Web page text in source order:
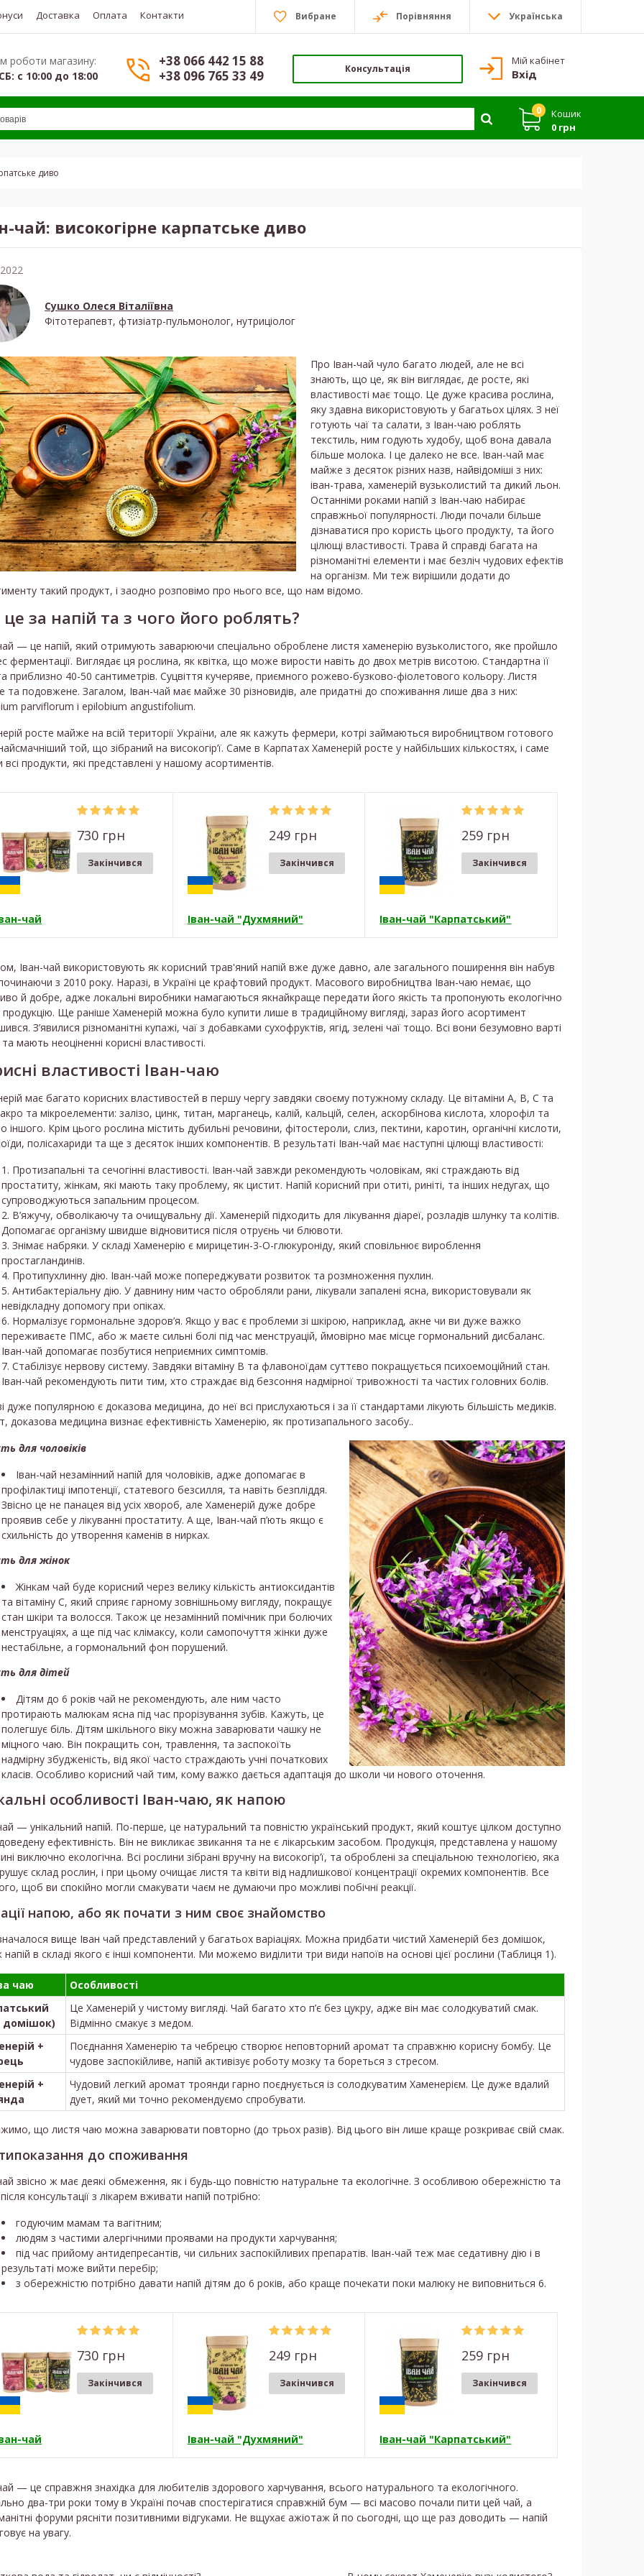
Доставка Оплата Контакти Вибране Порівняння Українська
Мій кабінет
Вхід
роботи магазину:
с 10:00 до 18:00
+38 066 442 15 88
+38 096 765 33 49
Консультація
0
Кошик
0 грн
диво
чай: високогірне карпатське диво
Сушко Олеся Віталіївна
Фітотерапевт, фтизіатр-пульмонолог, нутриціолог
Про Іван-чай чуло багато людей, але не всі
знають, що це, як він виглядає, де росте, які
властивості має тощо. Це дуже красива рослина,
яку здавна використовують у багатьох цілях. З неї
готують чаї та салати, з Іван-чаю роблять
текстиль, ним годують худобу, щоб вона давала
більше молока. І це далеко не все. Іван-чай має
майже з десяток різних назв, найвідоміші з них:
іван-трава, хаменерій вузьколистий та дикий льон.
Останніми роками напій з Іван-чаю набирає
справжньої популярності. Люди почали більше
дізнаватися про користь цього продукту, та його
цілющі властивості. Трава й справді багата на
різноманітні елементи і має безліч чудових ефектів
на організм. Ми теж вирішили додати до
такий продукт, і заодно розповімо про нього все, що нам відомо.
за напій та з чого його роблять?
— це напій, який отримують заварюючи спеціально оброблене листя хаменерію вузьколистого, яке пройшло
ферментації. Виглядає ця рослина, як квітка, що може вирости навіть до двох метрів висотою. Стандартна її
приблизно 40-50 сантиметрів. Суцвіття кучеряве, приємного рожево-бузково-фіолетового кольору. Листя
та подовжене. Загалом, Іван-чай має майже 30 різновидів, але придатні до споживання лише два з них:
parviflorum і epilobium angustifolium.
росте майже на всій території України, але як кажуть фермери, котрі займаються виробництвом готового
той, що зібраний на високогір’ї. Саме в Карпатах Хаменерій росте у найбільших кількостях, і саме
всі продукти, які представлені у нашому асортиментів.
730 грн
Закінчився
чай
249 грн
Закінчився
Іван-чай "Духмяний"
259 грн
Закінчився
Іван-чай "Карпатський"
Іван-чай використовують як корисний трав'яний напій вже дуже давно, але загального поширення він набув
з 2010 року. Наразі, в Україні це крафтовий продукт. Масового виробництва Іван-чаю немає, що
й добре, адже локальні виробники намагаються якнайкраще передати його якість та пропонують екологічно
продукцію. Ще раніше Хаменерій можна було купити лише в традиційному вигляді, зараз його асортимент
З’явилися різноманітні купажі, чаї з добавками сухофруктів, ягід, зелені чаї тощо. Всі вони безумовно варті
мають неоціненні корисні властивості.
властивості Іван-чаю
має багато корисних властивостей в першу чергу завдяки своєму потужному складу. Це вітаміни А, В, С та
та мікроелементи: залізо, цинк, титан, марганець, калій, кальцій, селен, аскорбінова кислота, хлорофіл та
іншого. Крім цього рослина містить дубильні речовини, фітостероли, слиз, пектини, каротин, органічні кислоти,
полісахариди та ще з десяток інших компонентів. В результаті Іван-чай має наступні цілющі властивості:
Протизапальні та сечогінні властивості. Іван-чай завжди рекомендують чоловікам, які страждають від
простатиту, жінкам, які мають таку проблему, як цистит. Напій корисний при отиті, риніті, та інших недугах, що
супроводжуються запальним процесом.
В’яжучу, обволікаючу та очищувальну дії. Хаменерій підходить для лікування діареї, розладів шлунку та колітів.
Допомагає організму швидше відновитися після отруєнь чи блювоти.
Знімає набряки. У складі Хаменерію є мирицетин-3-О-глюкуроніду, який сповільнює вироблення
простагландинів.
Протипухлинну дію. Іван-чай може попереджувати розвиток та розмноження пухлин.
Антибактеріальну дію. У давнину ним часто обробляли рани, лікували запалені ясна, використовували як
невідкладну допомогу при опіках.
Нормалізує гормональне здоров’я. Якщо у вас є проблеми зі шкірою, наприклад, акне чи ви дуже важко
переживаєте ПМС, або ж маєте сильні болі під час менструацій, ймовірно має місце гормональний дисбаланс.
Іван-чай допомагає позбутися неприємних симптомів.
Стабілізує нервову систему. Завдяки вітаміну В та флавоноїдам суттєво покращується психоемоційний стан.
Іван-чай рекомендують пити тим, хто страждає від безсоння надмірної тривожності та частих головних болів.
дуже популярною є доказова медицина, до неї всі прислухаються і за її стандартами лікують більшість медиків.
доказова медицина визнає ефективність Хаменерію, як протизапального засобу..
для чоловіків
Іван-чай незамінний напій для чоловіків, адже допомагає в
профілактиці імпотенції, статевого безсилля, та навіть безпліддя.
Звісно це не панацея від усіх хвороб, але Хаменерій дуже добре
проявив себе у лікуванні простатиту. А ще, Іван-чай п’ють якщо є
схильність до утворення каменів в нирках.
для жінок
Жінкам чай буде корисний через велику кількість антиоксидантів
та вітаміну С, який сприяє гарному зовнішньому вигляду, покращує
стан шкіри та волосся. Також це незамінний помічник при болючих
менструаціях, а ще під час клімаксу, коли самопочуття жінки дуже
нестабільне, а гормональний фон порушений.
для дітей
Дітям до 6 років чай не рекомендують, але ним часто
протирають малюкам ясна під час прорізування зубів. Кажуть, це
полегшує біль. Дітям шкільного віку можна заварювати чашку не
міцного чаю. Він покращить сон, травлення, та заспокоїть
надмірну збудженість, від якої часто страждають учні початкових
класів. Особливо корисний чай тим, кому важко дається адаптація до школи чи нового оточення.
особливості Іван-чаю, як напою
— унікальний напій. По-перше, це натуральний та повністю український продукт, який коштує цілком доступно
ефективність. Він не викликає звикання та не є лікарським засобом. Продукція, представлена у нашому
виключно екологічна. Всі рослини зібрані вручну на високогір’ї, та оброблені за спеціальною технологією, яка
склад рослин, і при цьому очищає листя та квіти від надлишкової концентрації окремих компонентів. Все
щоб ви спокійно могли смакувати чаєм не думаючи про можливі побічні реакції.
напою, або як почати з ним своє знайомство
вище Іван чай представлений у багатьох варіаціях. Можна придбати чистий Хаменерій без домішок,
в складі якого є інші компоненти. Ми можемо виділити три види напоїв на основі цієї рослини (Таблиця 1).
чаю
Особливості
домішок)
Це Хаменерій у чистому вигляді. Чай багато хто п’є без цукру, адже він має солодкуватий смак.
Відмінно смакує з медом.
+
Поєднання Хаменерію та чебрецю створює неповторний аромат та справжню корисну бомбу. Це
чудове заспокійливе, напій активізує роботу мозку та бореться з стресом.
+
Чудовий легкий аромат троянди гарно поєднується із солодкуватим Хаменерієм. Це дуже вдалий
дует, який ми точно рекомендуємо спробувати.
що листя чаю можна заварювати повторно (до трьох разів). Від цього він лише краще розкриває свій смак.
до споживання
звісно ж має деякі обмеження, як і будь-що повністю натуральне та екологічне. З особливою обережністю та
консультації з лікарем вживати напій потрібно:
годуючим мамам та вагітним;
людям з частими алергічними проявами на продукти харчування;
під час прийому антидепресантів, чи сильних заспокійливих препаратів. Іван-чай теж має седативну дію і в
результаті може вийти перебір;
з обережністю потрібно давати напій дітям до 6 років, або краще почекати поки малюку не виповниться 6.
730 грн
Закінчився
чай
249 грн
Закінчився
Іван-чай "Духмяний"
259 грн
Закінчився
Іван-чай "Карпатський"
— це справжня знахідка для любителів здорового харчування, всього натурального та екологічного.
два-три роки тому в Україні почав спостерігатися справжній бум — всі масово почали пити цей чай, а
форуми рясніти позитивними відгуками. Не вщухає ажіотаж й по сьогодні, що ще раз доводить — напій
на увагу.